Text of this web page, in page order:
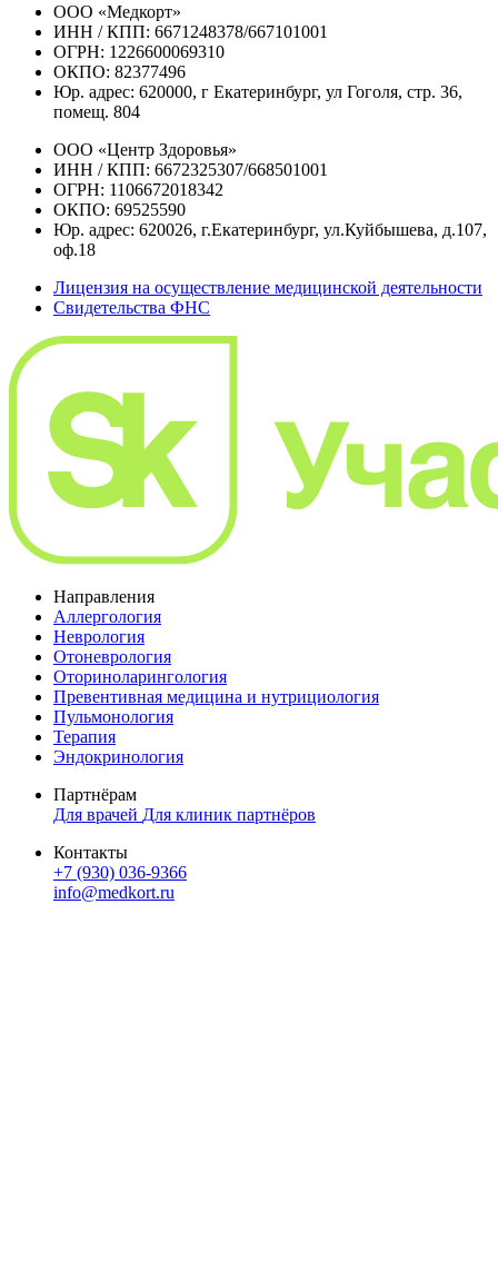
ООО «Медкорт»
ИНН / КПП: 6671248378/667101001
ОГРН: 1226600069310
ОКПО: 82377496
Юр. адрес: 620000, г Екатеринбург, ул Гоголя, стр. 36,
помещ. 804
ООО «Центр Здоровья»
ИНН / КПП: 6672325307/668501001
ОГРН: 1106672018342
ОКПО: 69525590
Юр. адрес: 620026, г.Екатеринбург, ул.Куйбышева, д.107,
оф.18
Лицензия на осуществление медицинской деятельности
Свидетельства ФНС
Направления
Аллергология
Неврология
Отоневрология
Оториноларингология
Превентивная медицина и нутрициология
Пульмонология
Терапия
Эндокринология
Партнёрам
Для врачей Для клиник партнёров
Контакты
+7 (930) 036-9366
info@medkort.ru